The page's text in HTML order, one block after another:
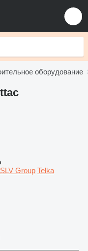
оборудование
SLV Group Telka